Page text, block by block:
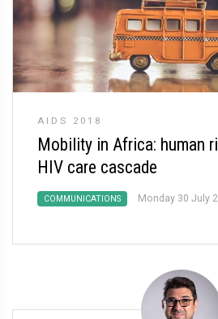
AIDS 2018
Mobility in Africa: human
HIV care cascade
COMMUNICATIONS Monday 30 July